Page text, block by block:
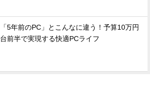
「5年前のPC」とこんなに違う！予算10万円
台前半で実現する快適PCライフ